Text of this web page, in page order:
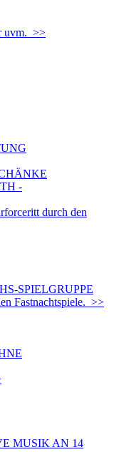
uvm. >>
-
durch den
SPIELGRUPPE
Fastnachtspiele. >>
MUSIK AN 14